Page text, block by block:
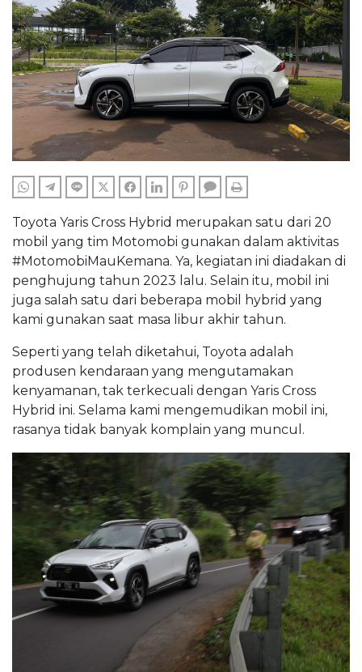
WHATSAPPTELEGRAM
LINE TWITTERFACEBOOKLINKEDINPINTERESTCOMMENTS
Toyota Yaris Cross Hybrid merupakan satu dari 20
mobil yang tim Motomobi gunakan dalam aktivitas
#MotomobiMauKemana. Ya, kegiatan ini diadakan di
penghujung tahun 2023 lalu. Selain itu, mobil ini
juga salah satu dari beberapa mobil hybrid yang
kami gunakan saat masa libur akhir tahun.
Seperti yang telah diketahui, Toyota adalah
produsen kendaraan yang mengutamakan
kenyamanan, tak terkecuali dengan Yaris Cross
Hybrid ini. Selama kami mengemudikan mobil ini,
rasanya tidak banyak komplain yang muncul.